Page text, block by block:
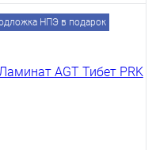
НПЭ в подарок